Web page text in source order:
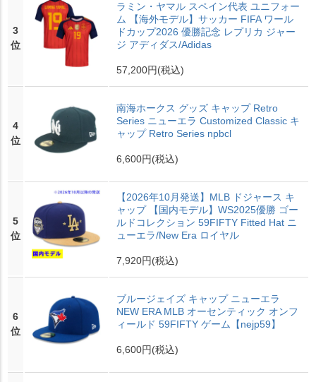
3
位
ラミン・ヤマル スペイン代表 ユニフォー
ム 【海外モデル】サッカー FIFA ワール
ドカップ2026 優勝記念 レプリカ ジャー
ジ アディダス/Adidas
57,200円(税込)
4
位
南海ホークス グッズ キャップ Retro
Series ニューエラ Customized Classic キ
ャップ Retro Series npbcl
6,600円(税込)
5
位
【2026年10月発送】MLB ドジャース キ
ャップ 【国内モデル】WS2025優勝 ゴー
ルドコレクション 59FIFTY Fitted Hat ニ
ューエラ/New Era ロイヤル
7,920円(税込)
6
位
ブルージェイズ キャップ ニューエラ
NEW ERA MLB オーセンティック オンフ
ィールド 59FIFTY ゲーム【nejp59】
6,600円(税込)